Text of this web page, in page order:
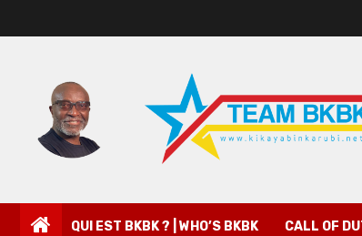
QUI EST BKBK ? | WHO’S BKBK CALL OF